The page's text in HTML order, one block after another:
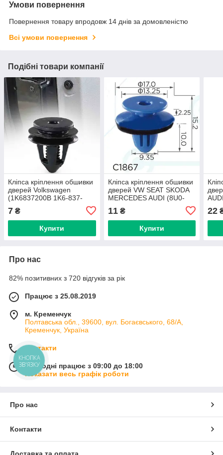
Умови повернення
Повернення товару впродовж 14 днів за домовленістю
Всі умови повернення
Подібні товари компанії
Кліпса кріплення обшивки
дверей Volkswagen
(1K6837200B 1K6-837-
7 ₴
Купити
Кліпса кріплення обшивки
дверей VW SEAT SKODA
MERCEDES AUDI (8U0-
15828) (C1867)
11₴
Купити
22
Про нас
82% позитивних з 720 відгуків за рік
Працює з 25.08.2019
м. Кременчук
Полтавська обл., 39600, вул. Богаєвського, 68/А,
Кременчук, Україна
Контакти
Сьогодні працює з 09:00 до 18:00
Показати весь графік роботи
Про нас
Контакти
КНОПКА
ЗВ'ЯЗКУ